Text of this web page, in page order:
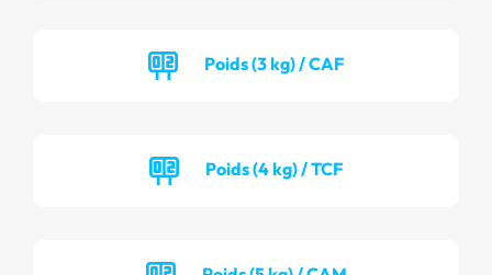
Poids (3 kg) / CAF
Poids (4 kg) / TCF